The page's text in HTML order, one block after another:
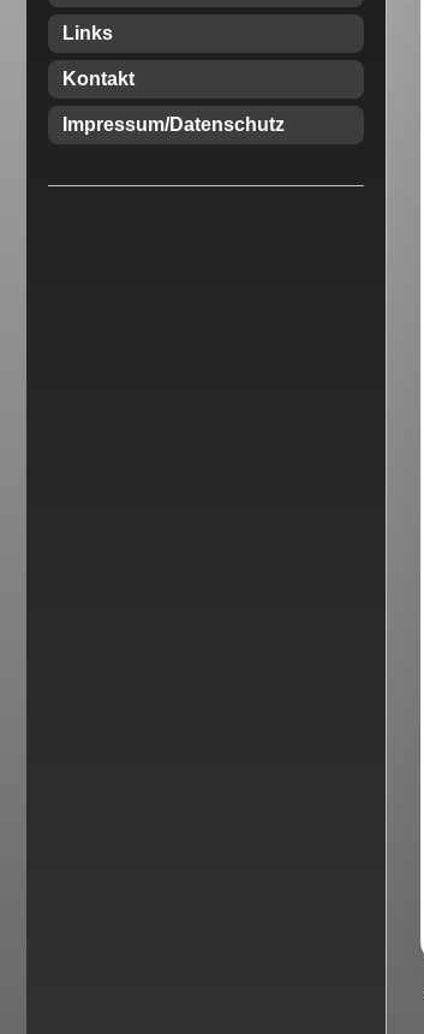
Links
Kontakt
Impressum/Datenschutz